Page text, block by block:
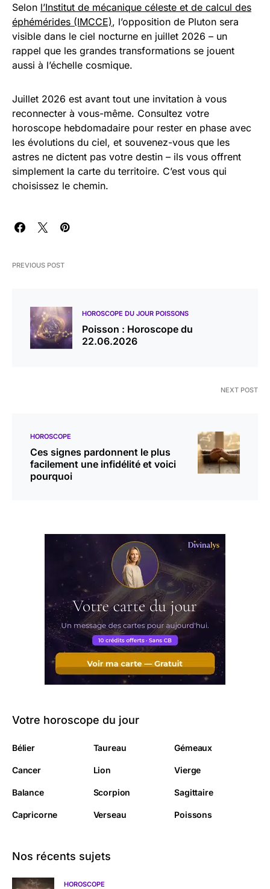
Selon l’Institut de mécanique céleste et de calcul des
éphémérides (IMCCE), l’opposition de Pluton sera
visible dans le ciel nocturne en juillet 2026 – un
rappel que les grandes transformations se jouent
aussi à l’échelle cosmique.
Juillet 2026 est avant tout une invitation à vous
reconnecter à vous-même. Consultez votre
horoscope hebdomadaire pour rester en phase avec
les évolutions du ciel, et souvenez-vous que les
astres ne dictent pas votre destin – ils vous offrent
simplement la carte du territoire. C’est vous qui
choisissez le chemin.
PREVIOUS POST
HOROSCOPE DU JOUR POISSONS
Poisson : Horoscope du
22.06.2026
NEXT POST
HOROSCOPE
Ces signes pardonnent le plus
facilement une infidélité et voici
pourquoi
Votre horoscope du jour
Bélier Taureau Gémeaux
Cancer Lion Vierge
Balance Scorpion Sagittaire
Capricorne Verseau Poissons
Nos récents sujets
HOROSCOPE